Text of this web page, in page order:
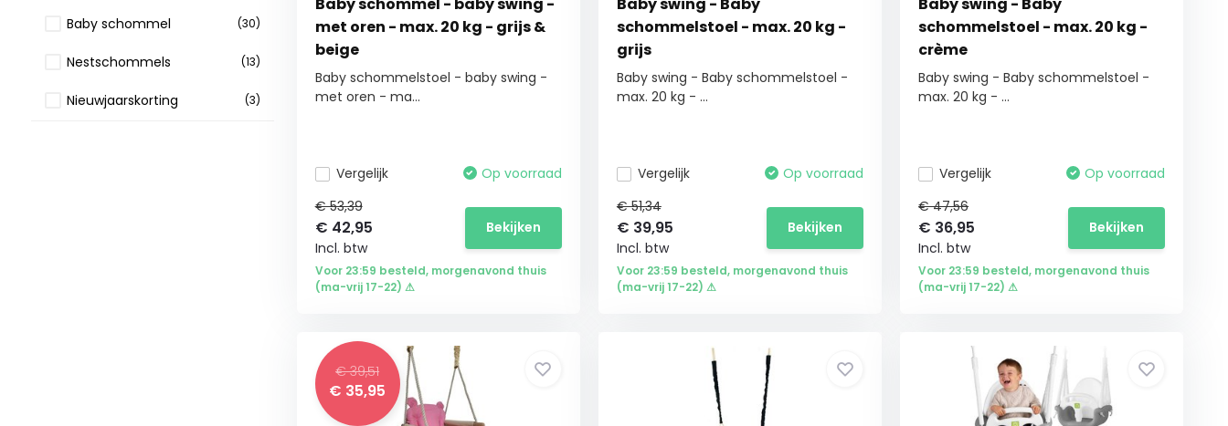
Baby schommel (30)
Nestschommels (13)
Nieuwjaarskorting (3)
met oren - max. 20 kg - grijs &
beige
Baby schommelstoel - baby swing -
met oren - ma...
Vergelijk
Op voorraad
€ 53,39
€ 42,95
Incl. btw
Bekijken
Voor 23:59 besteld, morgenavond thuis
(ma-vrij 17-22) ⚠
schommelstoel - max. 20 kg -
grijs
Baby swing - Baby schommelstoel -
max. 20 kg - ...
Vergelijk
Op voorraad
€ 51,34
€ 39,95
Incl. btw
Bekijken
Voor 23:59 besteld, morgenavond thuis
(ma-vrij 17-22) ⚠
schommelstoel - max. 20 kg -
crème
Baby swing - Baby schommelstoel -
max. 20 kg - ...
Vergelijk
Op voorraad
€ 47,56
€ 36,95
Incl. btw
Bekijken
Voor 23:59 besteld, morgenavond thuis
(ma-vrij 17-22) ⚠
€ 39,51
€ 35,95